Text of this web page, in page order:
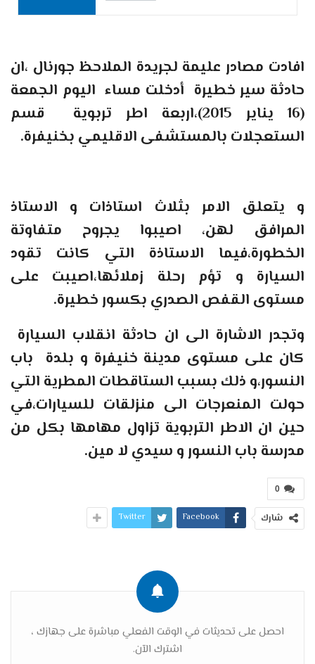
افادت مصادر عليمة لجريدة الملاحظ جورنال ،ان
حادثة سير خطيرة أدخلت مساء اليوم الجمعة
(16 يناير 2015)،اربعة اطر تربوية قسم
الستعجلات بالمستشفى الاقليمي بخنيفرة.
و يتعلق الامر بثلاث استاذات و الاستاذ
المرافق لهن، اصيبوا يجروح متفاوتة
الخطورة،فيما الاستاذة التي كانت تقود
السيارة و تؤم رحلة زملائها،اصيبت على
مستوى القفص الصدري بكسور خطيرة.
وتجدر الاشارة الى ان حادثة انقلاب السيارة
كان على مستوى مدينة خنيفرة و بلدة باب
النسور،و ذلك بسبب الستاقطات المطرية التي
حولت المنعرجات الى منزلقات للسيارات،في
حين ان الاطر التربوية تزاول مهامها بكل من
مدرسة باب النسور و سيدي لا مين.
0
شارك Facebook
Twitter
احصل على تحديثات في الوقت الفعلي مباشرة على جهازك ،
اشترك الآن.